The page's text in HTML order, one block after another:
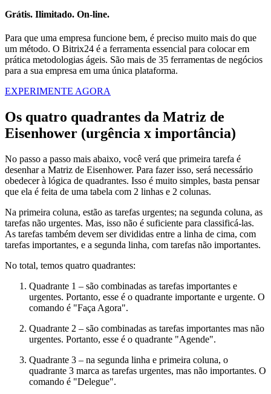
Grátis. Ilimitado. On-line.
Para que uma empresa funcione bem, é preciso muito mais do que
um método. O Bitrix24 é a ferramenta essencial para colocar em
prática metodologias ágeis. São mais de 35 ferramentas de negócios
para a sua empresa em uma única plataforma.
EXPERIMENTE AGORA
Os quatro quadrantes da Matriz de
Eisenhower (urgência x importância)
No passo a passo mais abaixo, você verá que primeira tarefa é
desenhar a Matriz de Eisenhower. Para fazer isso, será necessário
obedecer à lógica de quadrantes. Isso é muito simples, basta pensar
que ela é feita de uma tabela com 2 linhas e 2 colunas.
Na primeira coluna, estão as tarefas urgentes; na segunda coluna, as
tarefas não urgentes. Mas, isso não é suficiente para classificá-las.
As tarefas também devem ser divididas entre a linha de cima, com
tarefas importantes, e a segunda linha, com tarefas não importantes.
No total, temos quatro quadrantes:
Quadrante 1 – são combinadas as tarefas importantes e
urgentes. Portanto, esse é o quadrante importante e urgente. O
comando é "Faça Agora".
Quadrante 2 – são combinadas as tarefas importantes mas não
urgentes. Portanto, esse é o quadrante "Agende".
Quadrante 3 – na segunda linha e primeira coluna, o
quadrante 3 marca as tarefas urgentes, mas não importantes. O
comando é "Delegue".